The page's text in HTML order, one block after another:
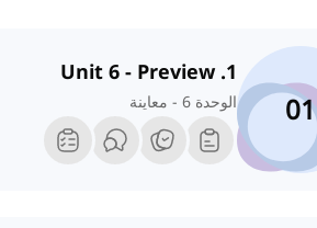
01
1. Unit 6 - Preview
الوحدة 6 - معاينة